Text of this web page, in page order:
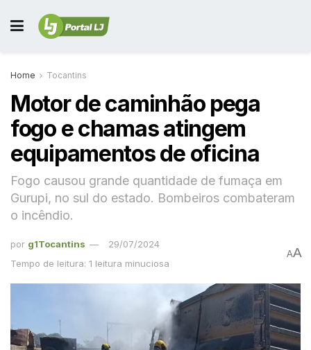
Home Tocantins
Motor de caminhão pega
fogo e chamas atingem
equipamentos de oficina
Fogo causou grande quantidade de fumaça em
Gurupi, no sul do estado. Bombeiros combateram
o incêndio.
por g1Tocantins
29/07/2024
Tempo de leitura: 1 leitura minuciosa
AA